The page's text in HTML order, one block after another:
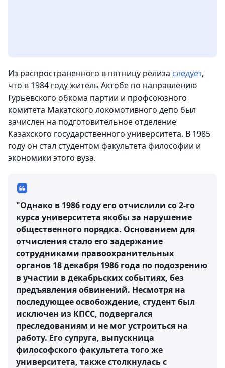
Из распространенного в пятницу релиза следует,
что в 1984 году житель Актобе по направлению
Гурьевского обкома партии и профсоюзного
комитета Макатского локомотивного депо был
зачислен на подготовительное отделение
Казахского государственного университета. В 1985
году он стал студентом факультета философии и
экономики этого вуза.
"Однако в 1986 году его отчислили со 2-го
курса университета якобы за нарушение
общественного порядка. Основанием для
отчисления стало его задержание
сотрудниками правоохранительных
органов 18 декабря 1986 года по подозрению
в участии в декабрьских событиях, без
предъявления обвинений. Несмотря на
последующее освобождение, студент был
исключен из КПСС, подвергался
преследованиям и не мог устроиться на
работу. Его супруга, выпускница
философского факультета того же
университета, также столкнулась с